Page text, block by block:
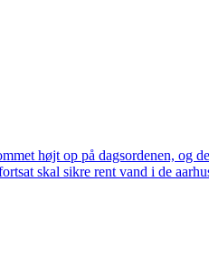
højt op på dagsordenen, og
skal sikre rent vand i de